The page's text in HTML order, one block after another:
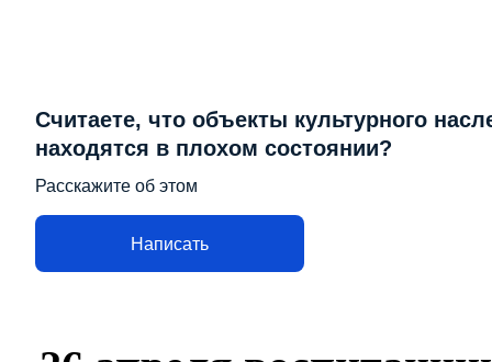
Считаете, что объекты культурного
находятся в плохом состоянии?
Расскажите об этом
Написать